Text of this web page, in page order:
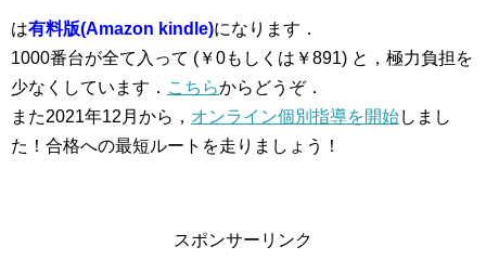
は有料版(Amazon kindle)になります．
1000番台が全て入って (￥0もしくは￥891) と，極力負担を
少なくしています． こちらからどうぞ．
また2021年12月から， オンライン個別指導を開始しまし
た！合格への最短ルートを走りましょう！
スポンサーリンク